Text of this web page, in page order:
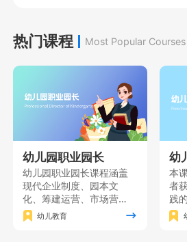
热门课程 Most Popular Courses
幼儿园职业园长
幼儿园职业园长课程涵盖
现代企业制度、园本文
化、筹建运营、市场营
销、园长职业素质、课程
创新及资源分析等关键知
幼儿教育
幼
本
者
践
展
能